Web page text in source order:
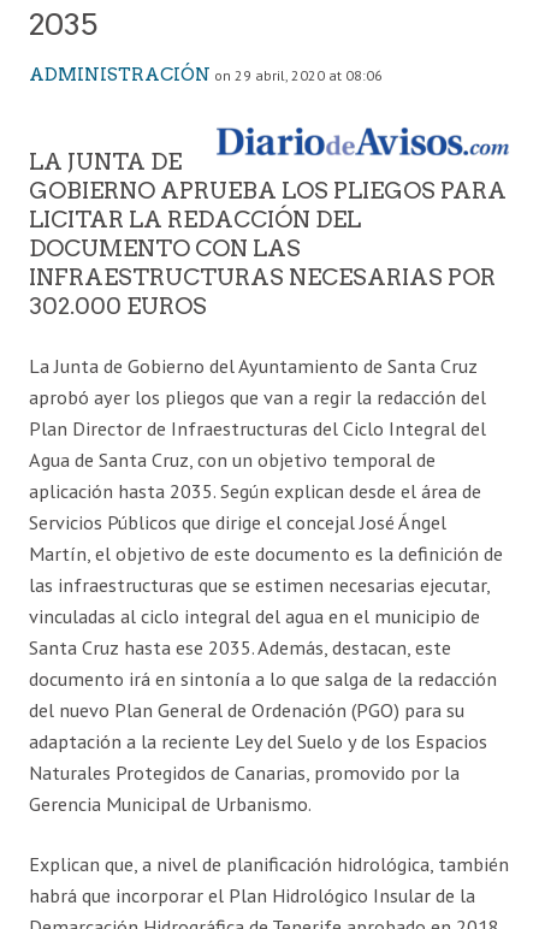
2035
ADMINISTRACIÓN on 29 abril, 2020 at 08:06
LA JUNTA DE
GOBIERNO APRUEBA LOS PLIEGOS PARA
LICITAR LA REDACCIÓN DEL
DOCUMENTO CON LAS
INFRAESTRUCTURAS NECESARIAS POR
302.000 EUROS
La Junta de Gobierno del Ayuntamiento de Santa Cruz
aprobó ayer los pliegos que van a regir la redacción del
Plan Director de Infraestructuras del Ciclo Integral del
Agua de Santa Cruz, con un objetivo temporal de
aplicación hasta 2035. Según explican desde el área de
Servicios Públicos que dirige el concejal José Ángel
Martín, el objetivo de este documento es la definición de
las infraestructuras que se estimen necesarias ejecutar,
vinculadas al ciclo integral del agua en el municipio de
Santa Cruz hasta ese 2035. Además, destacan, este
documento irá en sintonía a lo que salga de la redacción
del nuevo Plan General de Ordenación (PGO) para su
adaptación a la reciente Ley del Suelo y de los Espacios
Naturales Protegidos de Canarias, promovido por la
Gerencia Municipal de Urbanismo.
Explican que, a nivel de planificación hidrológica, también
habrá que incorporar el Plan Hidrológico Insular de la